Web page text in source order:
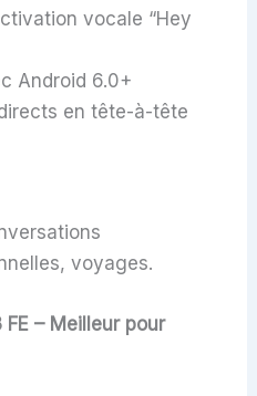
vocale “Hey
Android 6.0+
en tête-à-tête
voyages.
– Meilleur pour